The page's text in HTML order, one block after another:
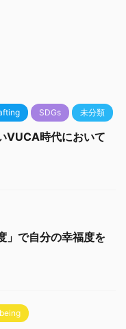
SDGs 未分類
VUCA時代において
」で自分の幸福度を